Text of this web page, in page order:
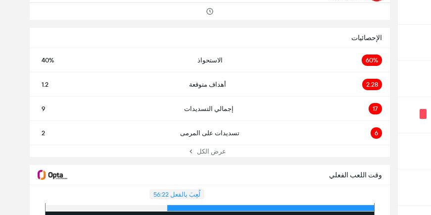
الإحصائيات
60% الاستحواذ 40%
2.28 أهداف متوقعة 1.2
17 إجمالي التسديدات 9
6 تسديدات على المرمى 2
عرض الكل
وقت اللعب الفعلي
لُعِبَ بالفعل 56:22